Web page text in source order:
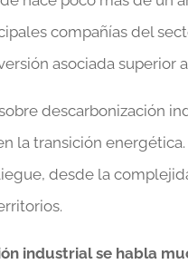
compañías del
asociada superior
descarbonización
la transición
desde la
industrial se habla